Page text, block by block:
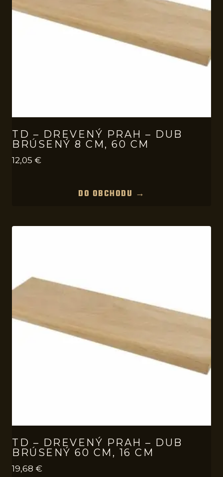
TD – DREVENÝ PRAH – DUB
BRÚSENÝ 8 CM, 60 CM
12,05 €
DO OBCHODU →
TD – DREVENÝ PRAH – DUB
BRÚSENÝ 60 CM, 16 CM
19,68 €